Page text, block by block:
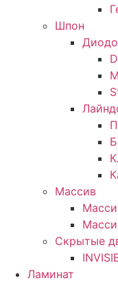
Шпон
Массив
Скрытые
Ламинат